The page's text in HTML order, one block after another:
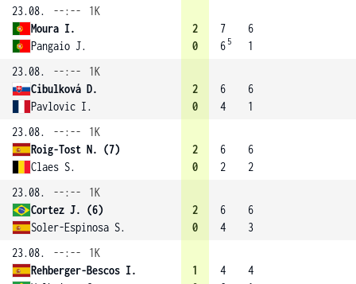
23.08.
--:--
1K
Moura I.
Pangaio J.
2
0
7
6 5
6
1
23.08.
--:--
1K
Cibulková D.
Pavlovic I.
2
0
6
4
6
1
23.08.
--:--
1K
Roig-Tost N. (7)
Claes S.
2
0
6
2
6
2
23.08.
--:--
1K
Cortez J. (6)
Soler-Espinosa S.
2
0
6
4
6
3
23.08.
--:--
1K
Rehberger-Bescos I.
1
4
4